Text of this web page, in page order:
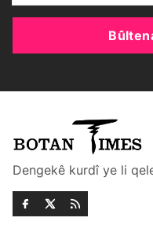
Dengekê kurdî ye li